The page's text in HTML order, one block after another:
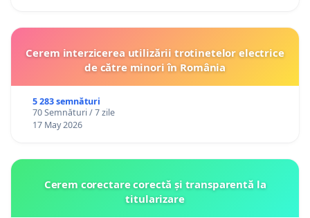
Cerem interzicerea utilizării trotinetelor electrice
de către minori în România
5 283 semnături
70 Semnături / 7 zile
17 May 2026
Cerem corectare corectă și transparentă la
titularizare